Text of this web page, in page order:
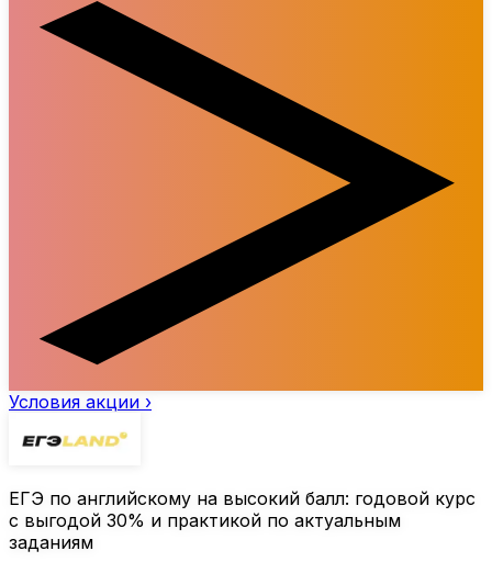
Условия акции ›
ЕГЭ по английскому на высокий балл: годовой курс
с выгодой 30% и практикой по актуальным
заданиям